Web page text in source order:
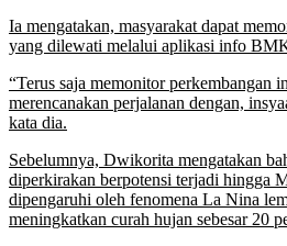
Ia mengatakan, masyarakat dapat
yang dilewati melalui aplikasi info
“Terus saja memonitor perkembangan
merencanakan perjalanan dengan,
kata dia.
Sebelumnya, Dwikorita mengatakan
diperkirakan berpotensi terjadi hingga
dipengaruhi oleh fenomena La Nina
meningkatkan curah hujan sebesar 20